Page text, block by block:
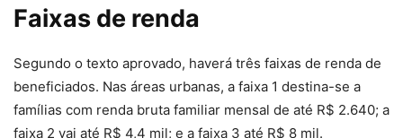
Faixas de renda
Segundo o texto aprovado, haverá três faixas de renda de
beneficiados. Nas áreas urbanas, a faixa 1 destina-se a
famílias com renda bruta familiar mensal de até R$ 2.640; a
faixa 2 vai até R$ 4,4 mil; e a faixa 3 até R$ 8 mil.